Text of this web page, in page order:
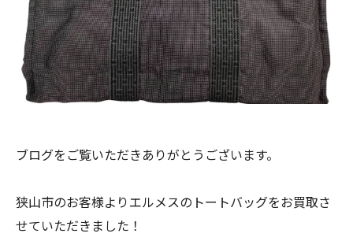
ブログをご覧いただきありがとうございます。
狭山市のお客様よりエルメスのトートバッグをお買取さ
せていただきました！